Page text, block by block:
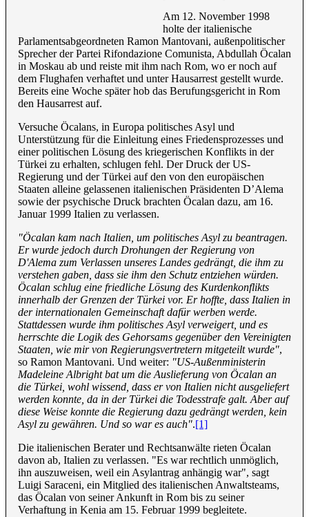
Am 12. November 1998
holte der italienische
Parlamentsabgeordneten Ramon Mantovani, außenpolitischer
Sprecher der Partei Rifondazione Comunista, Abdullah Öcalan
in Moskau ab und reiste mit ihm nach Rom, wo er noch auf
dem Flughafen verhaftet und unter Hausarrest gestellt wurde.
Bereits eine Woche später hob das Berufungsgericht in Rom
den Hausarrest auf.
Versuche Öcalans, in Europa politisches Asyl und
Unterstützung für die Einleitung eines Friedensprozesses und
einer politischen Lösung des kriegerischen Konflikts in der
Türkei zu erhalten, schlugen fehl. Der Druck der US-
Regierung und der Türkei auf den von den europäischen
Staaten alleine gelassenen italienischen Präsidenten D’Alema
sowie der psychische Druck brachten Öcalan dazu, am 16.
Januar 1999 Italien zu verlassen.
"Öcalan kam nach Italien, um politisches Asyl zu beantragen.
Er wurde jedoch durch Drohungen der Regierung von
D'Alema zum Verlassen unseres Landes gedrängt, die ihm zu
verstehen gaben, dass sie ihm den Schutz entziehen würden.
Öcalan schlug eine friedliche Lösung des Kurdenkonflikts
innerhalb der Grenzen der Türkei vor. Er hoffte, dass Italien in
der internationalen Gemeinschaft dafür werben werde.
Stattdessen wurde ihm politisches Asyl verweigert, und es
herrschte die Logik des Gehorsams gegenüber den Vereinigten
Staaten, wie mir von Regierungsvertretern mitgeteilt wurde",
so Ramon Mantovani. Und weiter: "US-Außenministerin
Madeleine Albright bat um die Auslieferung von Öcalan an
die Türkei, wohl wissend, dass er von Italien nicht ausgeliefert
werden konnte, da in der Türkei die Todesstrafe galt. Aber auf
diese Weise konnte die Regierung dazu gedrängt werden, kein
Asyl zu gewähren. Und so war es auch".[1]
Die italienischen Berater und Rechtsanwälte rieten Öcalan
davon ab, Italien zu verlassen. "Es war rechtlich unmöglich,
ihn auszuweisen, weil ein Asylantrag anhängig war", sagt
Luigi Saraceni, ein Mitglied des italienischen Anwaltsteams,
das Öcalan von seiner Ankunft in Rom bis zu seiner
Verhaftung in Kenia am 15. Februar 1999 begleitete.